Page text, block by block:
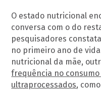
O estado nutricional
conversa com o do
pesquisadores
no primeiro ano de
nutricional da mãe,
frequência no
ultraprocessados,